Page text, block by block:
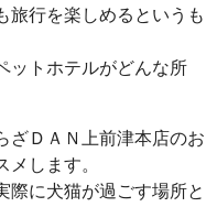
旅行を楽しめるというも
ットホテルがどんな所
ざＤＡＮ上前津本店のお
します。
際に犬猫が過ごす場所と